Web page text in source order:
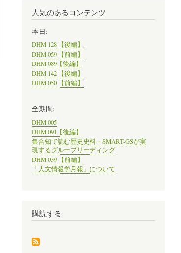
人気のあるコンテンツ
本日:
DHM 128 【後編】
DHM 059 【前編】
DHM 089【後編】
DHM 142 【後編】
DHM 050 【前編】
全期間:
DHM 005
DHM 091【後編】
集合知で読む歴史史料－SMART-GSが実
現するグループリーディング
DHM 039 【前編】
「人文情報学月報」について
購読する